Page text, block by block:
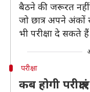
बैठने की जरूरत नहीं
जो छात्र अपने अंकों
भी परीक्षा दे सकते
परीक्षा
कब होगी